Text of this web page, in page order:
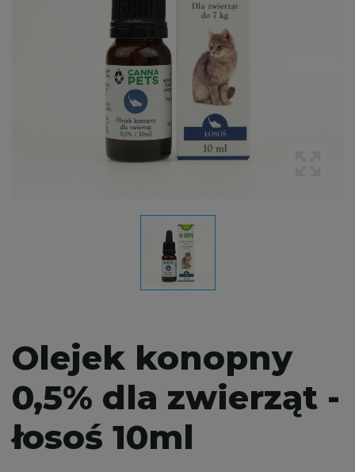
Olejek konopny
0,5% dla zwierząt -
łosoś 10ml